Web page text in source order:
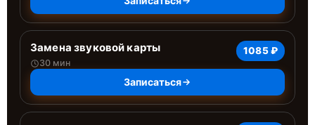
Замена звуковой карты
30 мин
1085 ₽
Записаться